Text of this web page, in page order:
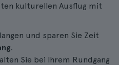
kulturellen Ausflug mit
und sparen Sie Zeit
.
Sie bei Ihrem Rundgang